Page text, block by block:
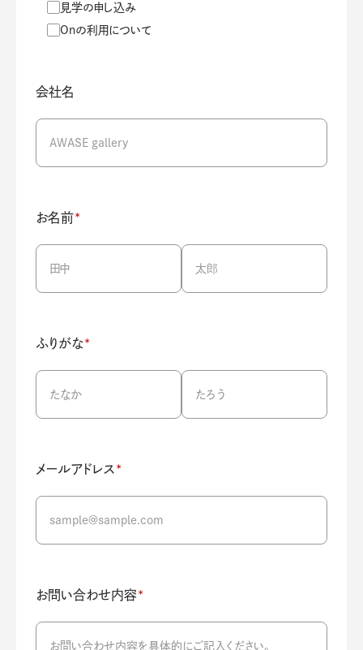
見学の申し込み
Onの利用について
会社名
お名前*
ふりがな*
メールアドレス *
お問い合わせ内容*